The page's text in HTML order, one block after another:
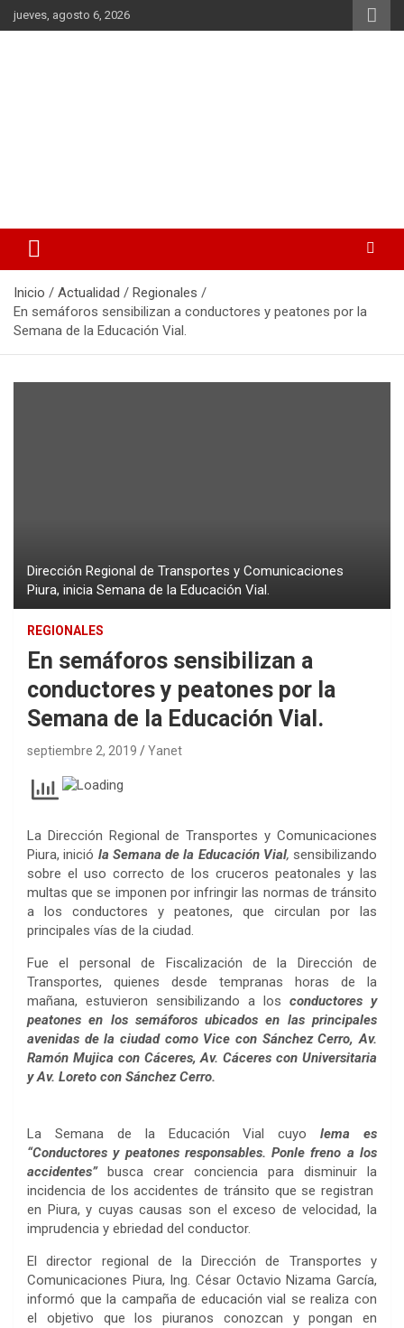
Saltar
al
jueves, agosto 6, 2026
Inicio Actualidad
Regionales
En semáforos sensibilizan a conductores y peatones por la
Semana de la Educación Vial.
Dirección Regional de Transportes y Comunicaciones
Piura, inicia Semana de la Educación Vial.
REGIONALES
En semáforos sensibilizan a
conductores y peatones por la
Semana de la Educación Vial.
septiembre 2, 2019 Yanet
La Dirección Regional de Transportes y Comunicaciones
Piura, inició la Semana de la Educación Vial, sensibilizando
sobre el uso correcto de los cruceros peatonales y las
multas que se imponen por infringir las normas de tránsito
a los conductores y peatones, que circulan por las
principales vías de la ciudad.
Fue el personal de Fiscalización de la Dirección de
Transportes, quienes desde tempranas horas de la
mañana, estuvieron sensibilizando a los conductores y
peatones en los semáforos ubicados en las principales
avenidas de la ciudad como Vice con Sánchez Cerro, Av.
Ramón Mujica con Cáceres, Av. Cáceres con Universitaria
y Av. Loreto con Sánchez Cerro.
La Semana de la Educación Vial cuyolema es
“Conductores y peatones responsables. Ponle freno a los
accidentes”
busca crear conciencia para disminuir la
incidencia de los accidentes de tránsito que se registran
en Piura, y cuyas causas son el exceso de velocidad, la
imprudencia y ebriedad del conductor.
El director regional de la Dirección de Transportes y
Comunicaciones Piura, Ing. César Octavio Nizama García,
informó que la campaña de educación vial se realiza con
el objetivo que los piuranos conozcan y pongan en